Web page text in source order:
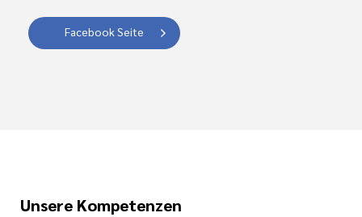
Facebook Seite
Unsere Kompetenzen